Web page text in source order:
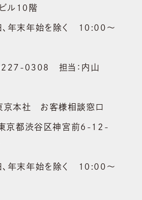
ル10階
、年末年始を除く 10:00～
0308 担当：内山
京本社 お客様相談窓口
都渋谷区神宮前6-12-
、年末年始を除く 10:00～